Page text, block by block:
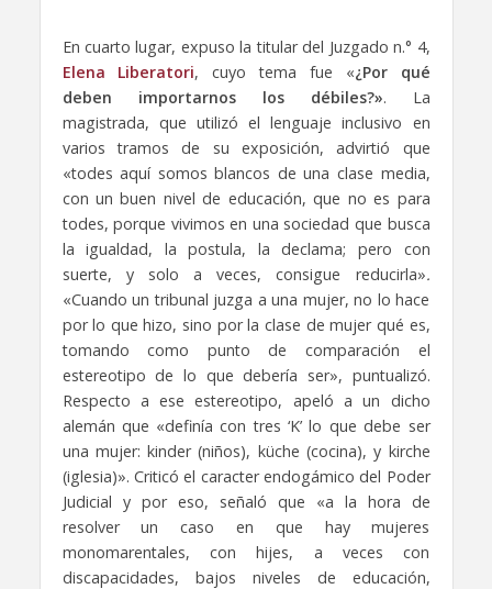
En cuarto lugar, expuso la titular del Juzgado n.° 4,
Elena Liberatori, cuyo tema fue «¿Por qué
deben importarnos los débiles?». La
magistrada, que utilizó el lenguaje inclusivo en
varios tramos de su exposición, advirtió que
«todes aquí somos blancos de una clase media,
con un buen nivel de educación, que no es para
todes, porque vivimos en una sociedad que busca
la igualdad, la postula, la declama; pero con
suerte, y solo a veces, consigue reducirla».
«Cuando un tribunal juzga a una mujer, no lo hace
por lo que hizo, sino por la clase de mujer qué es,
tomando como punto de comparación el
estereotipo de lo que debería ser», puntualizó.
Respecto a ese estereotipo, apeló a un dicho
alemán que «definía con tres ‘K’ lo que debe ser
una mujer: kinder (niños), küche (cocina), y kirche
(iglesia)». Criticó el caracter endogámico del Poder
Judicial y por eso, señaló que «a la hora de
resolver un caso en que hay mujeres
monomarentales, con hijes, a veces con
discapacidades, bajos niveles de educación,